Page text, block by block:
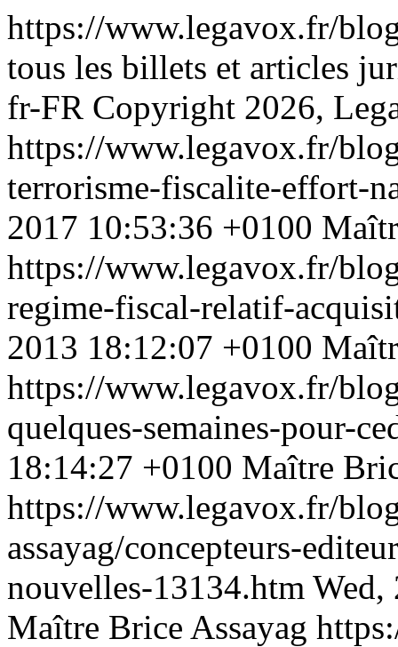
https://www.legavox.fr/
tous les billets et articles
fr-FR Copyright 2026,
https://www.legavox.fr/
terrorisme-fiscalite-effort-
2017 10:53:36 +0100
https://www.legavox.fr/
regime-fiscal-relatif-
2013 18:12:07 +0100
https://www.legavox.fr/
quelques-semaines-pour-
18:14:27 +0100 Maître
https://www.legavox.fr/
assayag/concepteurs-
nouvelles-13134.htm Wed,
Maître Brice Assayag